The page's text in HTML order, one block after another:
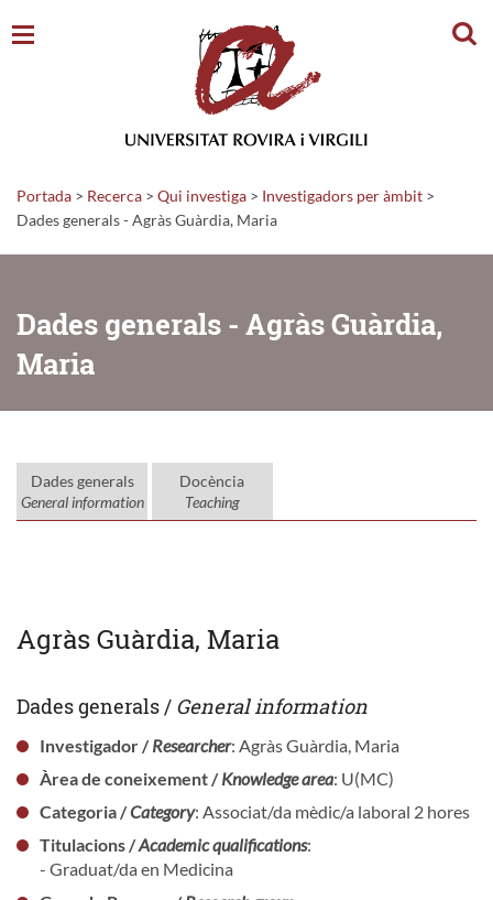
Portada > Recerca > Qui investiga > Investigadors per àmbit >
Dades generals - Agràs Guàrdia, Maria
Dades generals - Agràs Guàrdia,
Maria
Dades generals
General information
Docència
Teaching
Agràs Guàrdia, Maria
Dades generals / General information
Investigador /Researcher: Agràs Guàrdia, Maria
Àrea de coneixement /Knowledge area: U(MC)
Categoria /Category: Associat/da mèdic/a laboral 2 hores
Titulacions /Academic qualifications:
- Graduat/da en Medicina